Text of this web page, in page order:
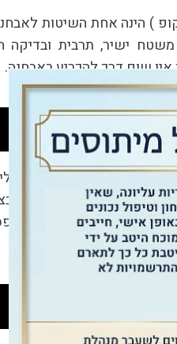
) הינה אחת השיטות
ישיר, תרבית ובדיקה
אין שום דרך להכריע באבחנה.
לפרופיל החולה. לרוב
לחולים עם פסוריאזיס
בד"כ מועדף במצבים של
רקע, ותרופות נוספות .